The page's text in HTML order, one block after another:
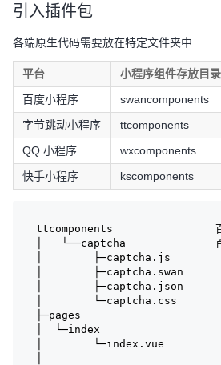
引入插件包
各端原生代码需要放在特定文件夹中
平台
小程序组件存放目录
百度小程序
swancomponents
字节跳动小程序
ttcomponents
QQ 小程序
wxcomponents
快手小程序
kscomponents
ttcomponents                百度小
│   └──captcha              百度
│        ├─captcha.js
│        ├─captcha.swan
│        ├─captcha.json
│        └─captcha.css
├─pages
│  └─index
│        └─index.vue